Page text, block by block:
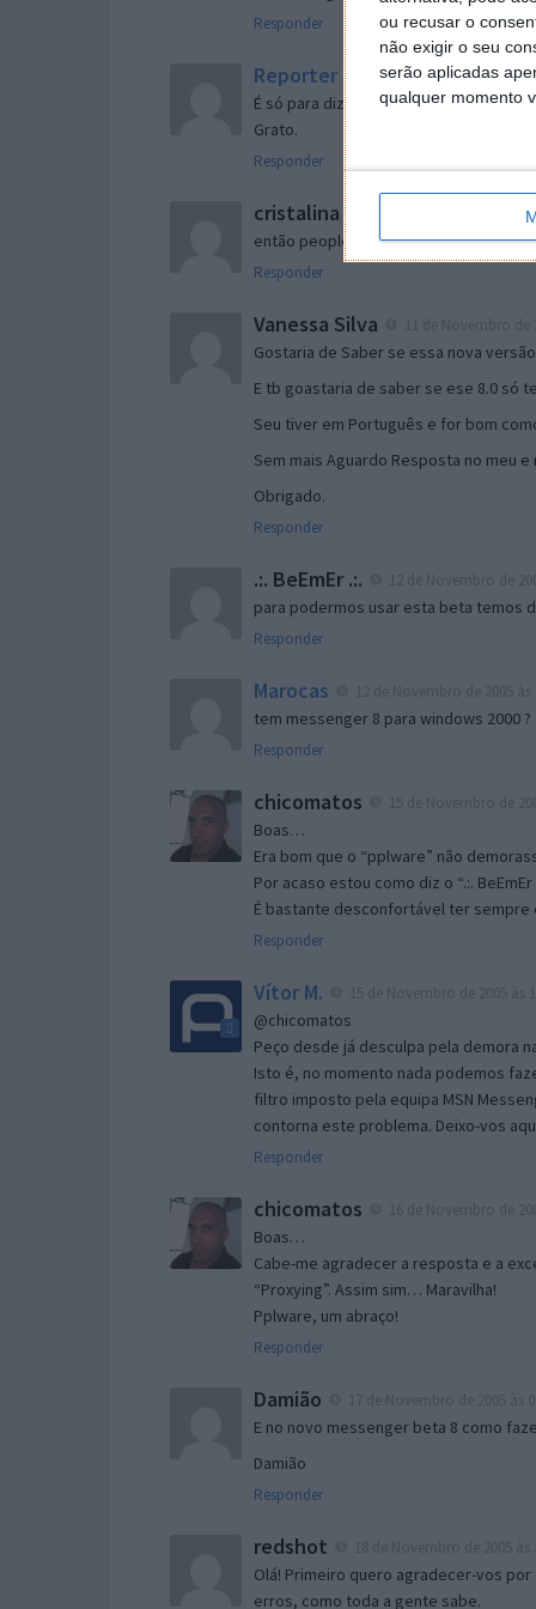
ou recusar o
não exigir o seu
serão aplicadas
qualquer momento
Responder
Reporter 7 de Novembro de 2005 às
É só para dizer que ainda não me
Grato.
Responder
cristalina 11 de Novembro de 2005
então people
Responder
Vanessa Silva
Gostaria de Saber se essa nova
E tb goastaria de saber se ese 8.0 só
Seu tiver em Português e for bom
Sem mais Aguardo Resposta no meu e
Obrigado.
Responder
.:. BeEmEr .:.
para podermos usar esta beta temos
Responder
Marocas
tem messenger 8 para windows 2000
Responder
chicomatos
Boas…
Era bom que o “pplware” não
Por acaso estou como diz o “.:.
É bastante desconfortável ter sempre
Responder
Vítor M.
@chicomatos
Peço desde já desculpa pela demora
Isto é, no momento nada podemos
filtro imposto pela equipa MSN
contorna este problema. Deixo-vos
Responder
chicomatos
Boas…
Cabe-me agradecer a resposta e a
“Proxying”. Assim sim… Maravilha!
Pplware, um abraço!
Responder
Damião
E no novo messenger beta 8 como
Damião
Responder
redshot
Olá! Primeiro quero agradecer-vos
erros, como toda a gente sabe.